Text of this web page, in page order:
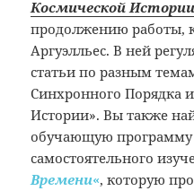
Космической Истории
продолжению работы,
Аргуэлльес. В ней
статьи по разным
Синхронного Порядка
Истории». Вы также
обучающую программу
самостоятельного
Времени«, которую